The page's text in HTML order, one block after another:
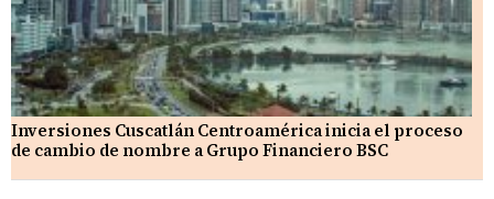
Inversiones Cuscatlán Centroamérica inicia el proceso
de cambio de nombre a Grupo Financiero BSC